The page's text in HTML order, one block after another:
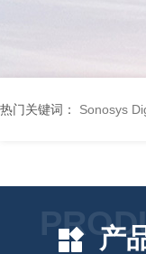
热门关键词： Sonosys
产